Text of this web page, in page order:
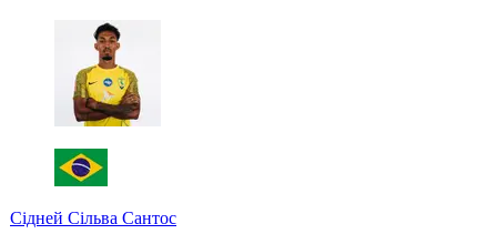
Сідней Сільва Сантос